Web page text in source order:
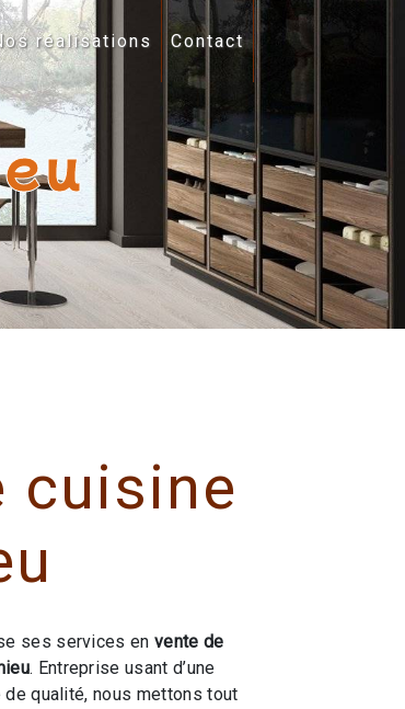
réalisations Contact
cuisine
ses services envente de
. Entreprise usant d’une
qualité, nous mettons tout